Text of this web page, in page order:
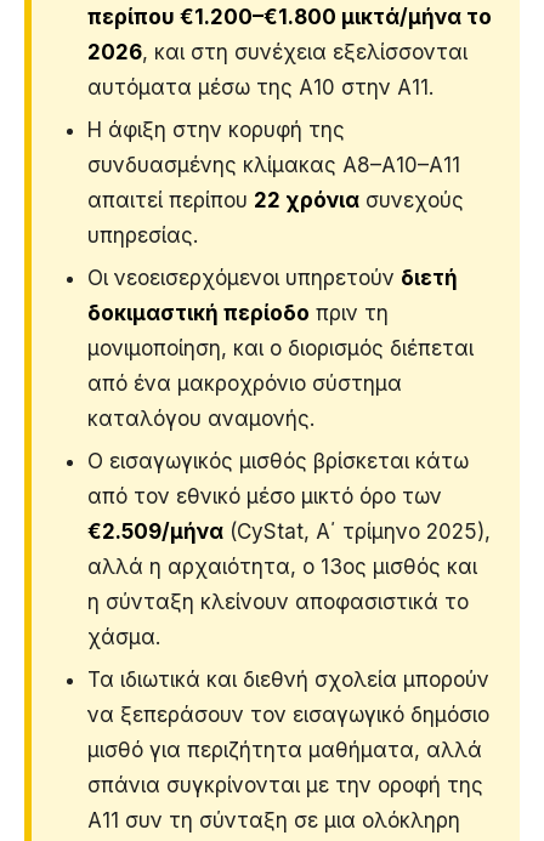
περίπου €1.200–€1.800 μικτά/μήνα το
2026, και στη συνέχεια εξελίσσονται
αυτόματα μέσω της Α10 στην Α11.
Η άφιξη στην κορυφή της
συνδυασμένης κλίμακας Α8–Α10–Α11
απαιτεί περίπου 22 χρόνια συνεχούς
υπηρεσίας.
Οι νεοεισερχόμενοι υπηρετούν διετή
δοκιμαστική περίοδο πριν τη
μονιμοποίηση, και ο διορισμός διέπεται
από ένα μακροχρόνιο σύστημα
καταλόγου αναμονής.
Ο εισαγωγικός μισθός βρίσκεται κάτω
από τον εθνικό μέσο μικτό όρο των
€2.509/μήνα (CyStat, Α΄ τρίμηνο 2025),
αλλά η αρχαιότητα, ο 13ος μισθός και
η σύνταξη κλείνουν αποφασιστικά το
χάσμα.
Τα ιδιωτικά και διεθνή σχολεία μπορούν
να ξεπεράσουν τον εισαγωγικό δημόσιο
μισθό για περιζήτητα μαθήματα, αλλά
σπάνια συγκρίνονται με την οροφή της
Α11 συν τη σύνταξη σε μια ολόκληρη